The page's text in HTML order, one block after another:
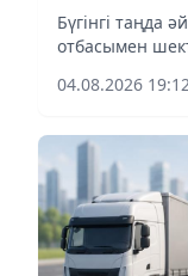
Бүгінгі таңда
отбасымен
04.08.2026